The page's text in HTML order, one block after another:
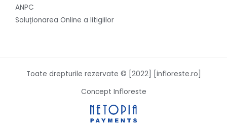
ANPC
Soluționarea Online a litigiilor
Toate drepturile rezervate © [2022] [infloreste.ro]
Concept Infloreste